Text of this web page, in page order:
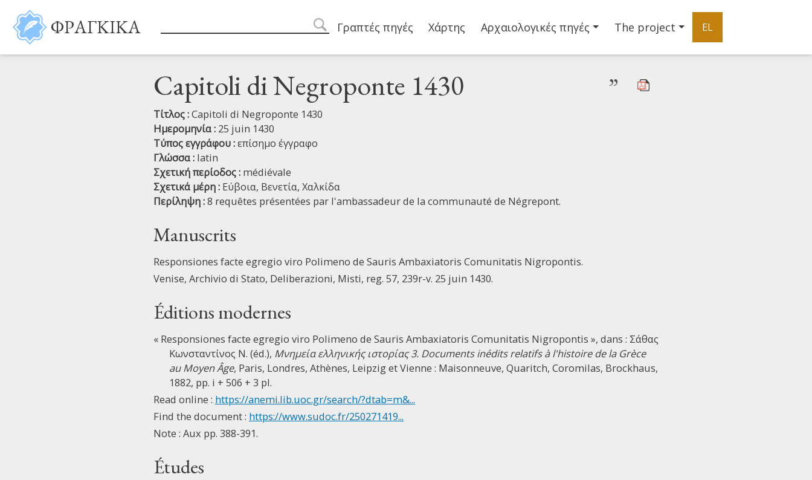
Παράκαμψη προς το κυρίως περιεχόμενο
ΦΡΑΓΚΙΚΑ search
Main navigation
Γραπτές πηγές Χάρτης Αρχαιολογικές πηγές The project EL
Capitoli di Negroponte 1430 ”
Τίτλος :Capitoli di Negroponte 1430
Ημερομηνία : 25 juin 1430
Τύπος εγγράφου :επίσημο έγγραφο
Γλώσσα : latin
Σχετική περίοδος : médiévale
Σχετικά μέρη : Εύβοια, Βενετία, Χαλκίδα
Περίληψη :8 requêtes présentées par l'ambassadeur de la communauté de Négrepont.
Manuscrits
Responsiones facte egregio viro Polimeno de Sauris Ambaxiatoris Comunitatis Nigropontis.
Venise, Archivio di Stato, Deliberazioni, Misti, reg. 57, 239r-v. 25 juin 1430.
Éditions modernes
« Responsiones facte egregio viro Polimeno de Sauris Ambaxiatoris Comunitatis Nigropontis », dans : Σάθας
Κωνσταντίνος Ν. (éd.), Μνημεία ελληνικής ιστορίας 3. Documents inédits relatifs à l'histoire de la Grèce
au Moyen Âge, Paris, Londres, Athènes, Leipzig et Vienne : Maisonneuve, Quaritch, Coromilas, Brockhaus,
1882, pp. i + 506 + 3 pl.
Read online : https://anemi.lib.uoc.gr/search/?dtab=m&...
Find the document : https://www.sudoc.fr/250271419...
Note : Aux pp. 388-391.
Études